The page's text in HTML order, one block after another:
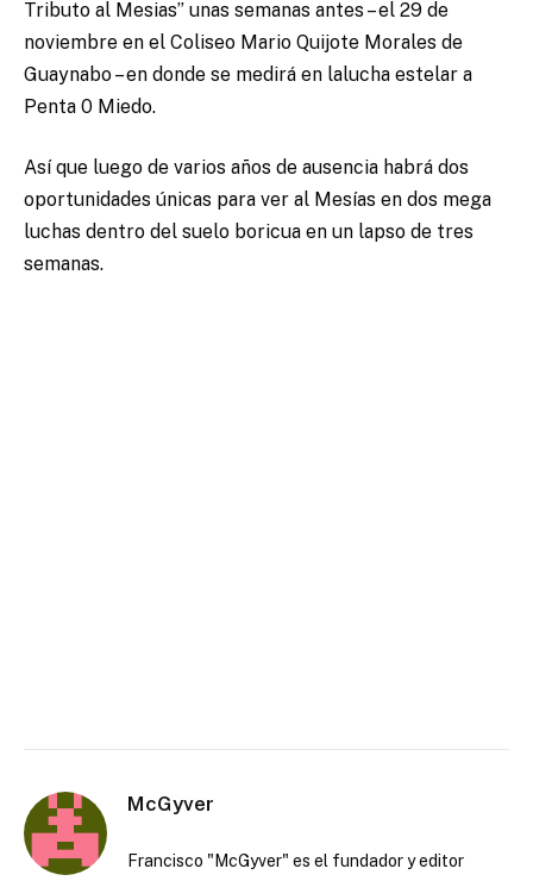
Tributo al Mesias” unas semanas antes – el 29 de
noviembre en el Coliseo Mario Quijote Morales de
Guaynabo – en donde se medirá en lalucha estelar a
Penta 0 Miedo.
Así que luego de varios años de ausencia habrá dos
oportunidades únicas para ver al Mesías en dos mega
luchas dentro del suelo boricua en un lapso de tres
semanas.
McGyver
Francisco "McGyver" es el fundador y editor